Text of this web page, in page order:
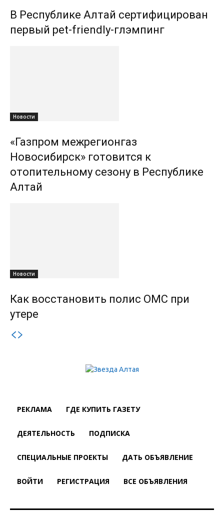
В Республике Алтай сертифицирован
первый pet-friendly-глэмпинг
Новости
«Газпром межрегионгаз
Новосибирск» готовится к
отопительному сезону в Республике
Алтай
Новости
Как восстановить полис ОМС при
утере
РЕКЛАМА ГДЕ КУПИТЬ ГАЗЕТУ
ДЕЯТЕЛЬНОСТЬ ПОДПИСКА
СПЕЦИАЛЬНЫЕ ПРОЕКТЫ ДАТЬ ОБЪЯВЛЕНИЕ
ВОЙТИ РЕГИСТРАЦИЯ ВСЕ ОБЪЯВЛЕНИЯ